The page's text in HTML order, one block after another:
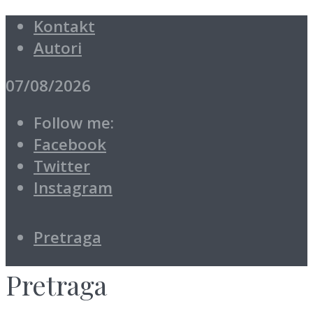
Kontakt
Autori
07/08/2026
Follow me:
Facebook
Twitter
Instagram
Pretraga
Pretraga